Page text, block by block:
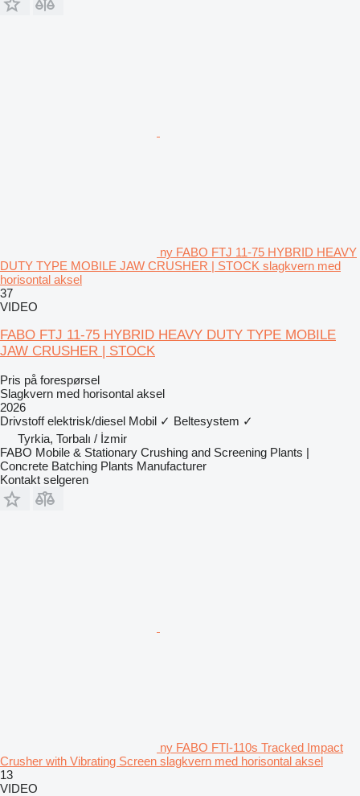
ny FABO FTJ 11-75 HYBRID HEAVY
DUTY TYPE MOBILE JAW CRUSHER | STOCK slagkvern med
horisontal aksel
37
VIDEO
FABO FTJ 11-75 HYBRID HEAVY DUTY TYPE MOBILE
JAW CRUSHER | STOCK
Pris på forespørsel
Slagkvern med horisontal aksel
2026
Drivstoff elektrisk/diesel Mobil ✓ Beltesystem ✓
Tyrkia, Torbalı / İzmir
FABO Mobile & Stationary Crushing and Screening Plants |
Concrete Batching Plants Manufacturer
Kontakt selgeren
ny FABO FTI-110s Tracked Impact
Crusher with Vibrating Screen slagkvern med horisontal aksel
13
VIDEO